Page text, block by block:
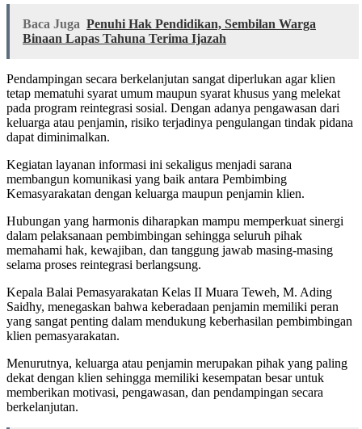
Baca Juga Penuhi Hak Pendidikan, Sembilan Warga
Binaan Lapas Tahuna Terima Ijazah
Pendampingan secara berkelanjutan sangat diperlukan agar klien
tetap mematuhi syarat umum maupun syarat khusus yang melekat
pada program reintegrasi sosial. Dengan adanya pengawasan dari
keluarga atau penjamin, risiko terjadinya pengulangan tindak pidana
dapat diminimalkan.
Kegiatan layanan informasi ini sekaligus menjadi sarana
membangun komunikasi yang baik antara Pembimbing
Kemasyarakatan dengan keluarga maupun penjamin klien.
Hubungan yang harmonis diharapkan mampu memperkuat sinergi
dalam pelaksanaan pembimbingan sehingga seluruh pihak
memahami hak, kewajiban, dan tanggung jawab masing-masing
selama proses reintegrasi berlangsung.
Kepala Balai Pemasyarakatan Kelas II Muara Teweh, M. Ading
Saidhy, menegaskan bahwa keberadaan penjamin memiliki peran
yang sangat penting dalam mendukung keberhasilan pembimbingan
klien pemasyarakatan.
Menurutnya, keluarga atau penjamin merupakan pihak yang paling
dekat dengan klien sehingga memiliki kesempatan besar untuk
memberikan motivasi, pengawasan, dan pendampingan secara
berkelanjutan.